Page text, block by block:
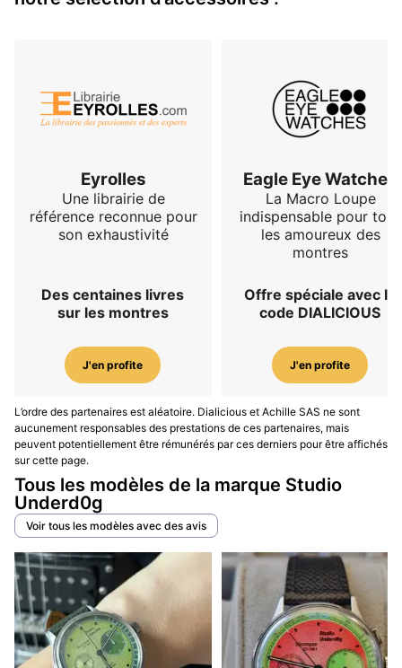
Eyrolles
Une librairie de
référence reconnue pour
son exhaustivité
Des centaines livres
sur les montres
J'en profite
Eagle Eye Watches
La Macro Loupe
indispensable pour tous
les amoureux des
montres
Offre spéciale avec le
code DIALICIOUS
J'en profite
L’ordre des partenaires est aléatoire. Dialicious et Achille SAS ne sont
aucunement responsables des prestations de ces partenaires, mais
peuvent potentiellement être rémunérés par ces derniers pour être affichés
sur cette page.
Tous les modèles de la marque Studio
Underd0g
Voir tous les modèles avec des avis